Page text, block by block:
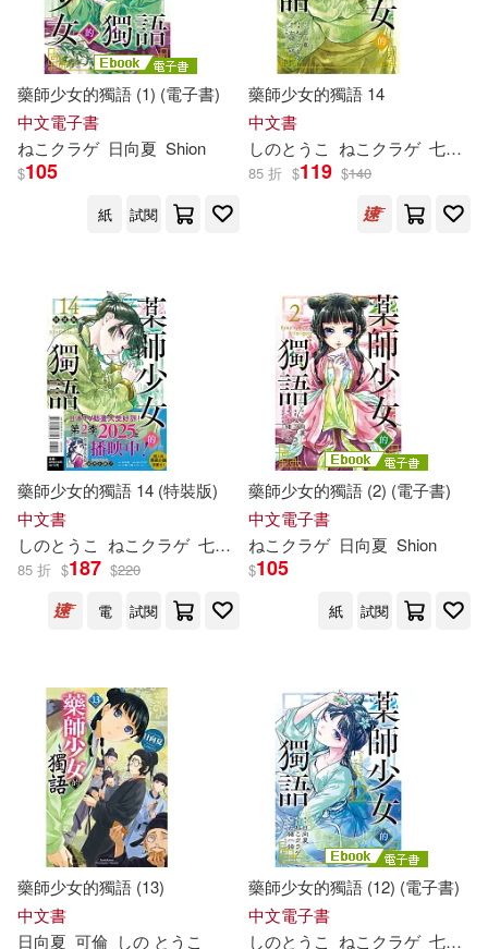
藥師少女的獨語 (1) (電子書)
中文電子書
ねこクラゲ 日向夏 Shion
$105
紙 試閱
藥師少女的獨語 14
中文書
しのと うこ ねこクラゲ 七緒一綺
85 折 $119 $140
藥師少女的獨語 14 (特裝版)
中文書
しのと うこ ねこクラゲ 七緒一綺 日向夏 Shion
85 折 $187 $220
電
試閱
藥師少女的獨語 (2) (電子書)
中文電子書
ねこクラゲ 日向夏 Shion
$105
紙 試閱
藥師少女的獨語 (13)
中文書
日向夏 可倫 しの と うこ
藥師少女的獨語 (12) (電子書)
中文電子書
しのと うこ ねこクラゲ 七緒一綺